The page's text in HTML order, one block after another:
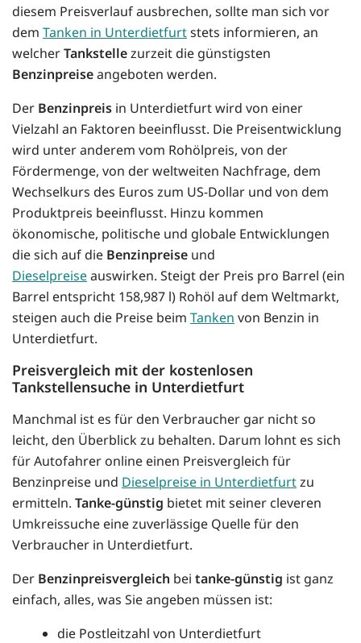
diesem Preisverlauf ausbrechen, sollte man sich vor
dem Tanken in Unterdietfurtstets informieren, an
welcherTankstellezurzeit die günstigsten
Benzinpreiseangeboten werden.
Der Benzinpreis in Unterdietfurt wird von einer
Vielzahl an Faktoren beeinflusst. Die Preisentwicklung
wird unter anderem vom Rohölpreis, von der
Fördermenge, von der weltweiten Nachfrage, dem
Wechselkurs des Euros zum US-Dollar und von dem
Produktpreis beeinflusst. Hinzu kommen
ökonomische, politische und globale Entwicklungen
die sich auf die Benzinpreise und
Dieselpreiseauswirken. Steigt der Preis pro Barrel (ein
Barrel entspricht 158,987 l) Rohöl auf dem Weltmarkt,
steigen auch die Preise beim Tanken von Benzin in
Unterdietfurt.
Preisvergleich mit der kostenlosen
Tankstellensuche in Unterdietfurt
Manchmal ist es für den Verbraucher gar nicht so
leicht, den Überblick zu behalten. Darum lohnt es sich
für Autofahrer online einen Preisvergleich für
Benzinpreise und Dieselpreise in Unterdietfurtzu
ermitteln. Tanke-günstig bietet mit seiner cleveren
Umkreissuche eine zuverlässige Quelle für den
Verbraucher in Unterdietfurt.
Der Benzinpreisvergleich bei tanke-günstig ist ganz
einfach, alles, was Sie angeben müssen ist:
die Postleitzahl von Unterdietfurt